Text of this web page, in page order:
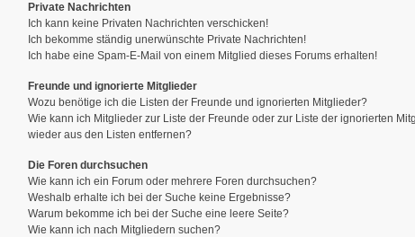
Private Nachrichten
Ich kann keine Privaten Nachrichten verschicken!
Ich bekomme ständig unerwünschte Private Nachrichten!
Ich habe eine Spam-E-Mail von einem Mitglied dieses Forums erhalten!
Freunde und ignorierte Mitglieder
Wozu benötige ich die Listen der Freunde und ignorierten Mitglieder?
Wie kann ich Mitglieder zur Liste der Freunde oder zur Liste der ignorierten
wieder aus den Listen entfernen?
Die Foren durchsuchen
Wie kann ich ein Forum oder mehrere Foren durchsuchen?
Weshalb erhalte ich bei der Suche keine Ergebnisse?
Warum bekomme ich bei der Suche eine leere Seite?
Wie kann ich nach Mitgliedern suchen?